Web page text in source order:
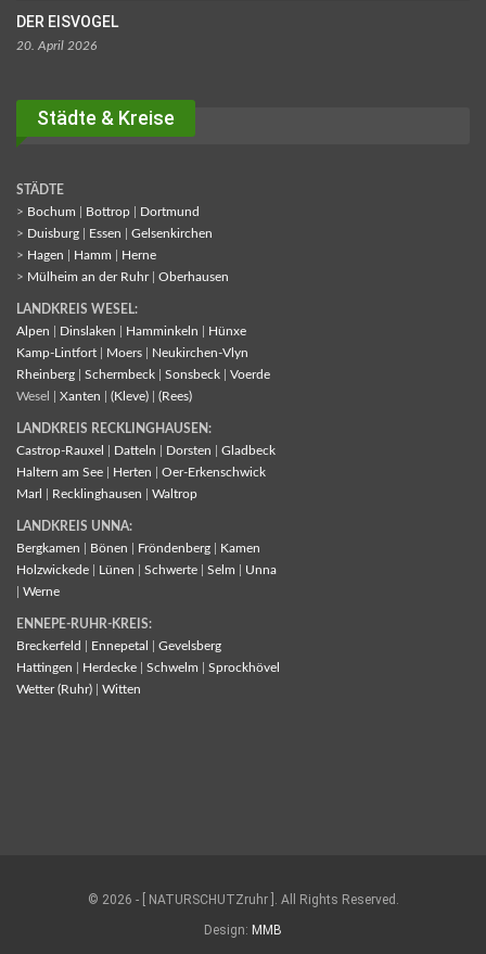
DER EISVOGEL
20. April 2026
Städte & Kreise
STÄDTE
> Bochum Bottrop
Dortmund
> Duisburg Essen
Gelsenkirchen
> Hagen Hamm
Herne
> Mülheim an der Ruhr| Oberhausen
LANDKREIS WESEL:
Alpen
Dinslaken Hamminkeln
Hünxe
Kamp-Lintfort
Moers
Neukirchen-Vlyn
Rheinberg
Schermbeck Sonsbeck
Voerde
Wesel | Xanten (Kleve) (Rees)
LANDKREIS RECKLINGHAUSEN:
Castrop-Rauxel
Datteln Dorsten
Gladbeck
Haltern am See
Herten
Oer-Erkenschwick
Marl
Recklinghausen Waltrop
LANDKREIS UNNA:
Bergkamen
Bönen Fröndenberg
Kamen
Holzwickede
Lünen Schwerte Selm
Unna
Werne
ENNEPE-RUHR-KREIS:
Breckerfeld
Ennepetal
Gevelsberg
Hattingen
Herdecke Schwelm
Sprockhövel
Wetter (Ruhr)
Witten
© 2026 - [ NATURSCHUTZruhr ]. All Rights Reserved.
Design: MMB